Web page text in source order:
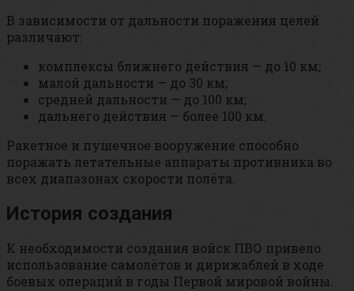
В зависимости от дальности поражения целей
различают:
комплексы ближнего действия — до 10 км;
малой дальности — до 30 км;
средней дальности — до 100 км;
дальнего действия — более 100 км.
Ракетное и пушечное вооружение способно
поражать летательные аппараты противника во
всех диапазонах скорости полёта.
История создания
К необходимости создания войск ПВО привело
использование самолётов и дирижаблей в ходе
боевых операций в годы Первой мировой войны.